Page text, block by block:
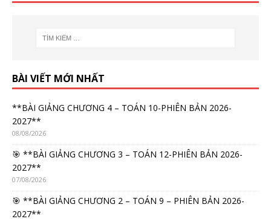
BÀI VIẾT MỚI NHẤT
**BÀI GIẢNG CHƯƠNG 4 – TOÁN 10-PHIÊN BẢN 2026-
2027**
08/08/2026
🎯 **BÀI GIẢNG CHƯƠNG 3 – TOÁN 12-PHIÊN BẢN 2026-
2027**
07/08/2026
🎯 **BÀI GIẢNG CHƯƠNG 2 – TOÁN 9 – PHIÊN BẢN 2026-
2027**